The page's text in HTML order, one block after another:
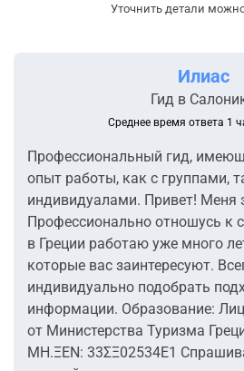
Уточнить детали
Илиас
Гид в
Среднее время ответа 1
Профессиональный гид,
опыт работы, как с группами,
индивидуалами. Привет! Меня
Профессионально отношусь к
в Греции работаю уже много
которые вас заинтересуют.
индивидуально подобрать
информации. Образование:
от Министерства Туризма
ΜΗ.ΞΕΝ: 33ΣΞ02534Ε1